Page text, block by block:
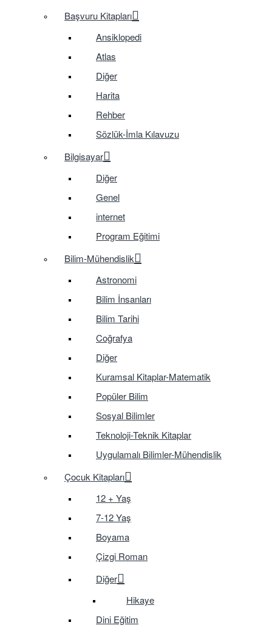
Başvuru Kitapları
Ansiklopedi
Atlas
Diğer
Harita
Rehber
Sözlük-İmla Kılavuzu
Bilgisayar
Diğer
Genel
internet
Program Eğitimi
Bilim-Mühendislik
Astronomi
Bilim İnsanları
Bilim Tarihi
Coğrafya
Diğer
Kuramsal Kitaplar-Matematik
Popüler Bilim
Sosyal Bilimler
Teknoloji-Teknik Kitaplar
Uygulamalı Bilimler-Mühendislik
Çocuk Kitapları
12 + Yaş
7-12 Yaş
Boyama
Çizgi Roman
Diğer
Hikaye
Dini Eğitim